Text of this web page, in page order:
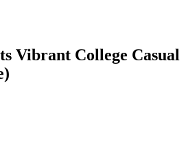
Vibrant College Casual